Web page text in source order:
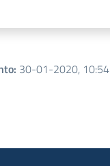
: 30-01-2020, 10:54